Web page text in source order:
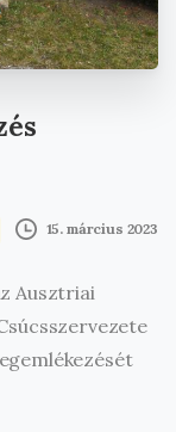
15. március 2023
Ausztriai